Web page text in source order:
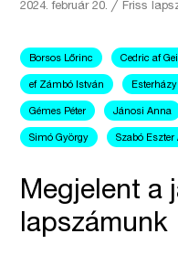
2024. február 20.╱ Friss
Borsos Lőrinc Cedric af
ef Zámbó István
Gémes Péter Jánosi Anna
Simó György Szabó Eszter
Megjelent a
lapszámunk